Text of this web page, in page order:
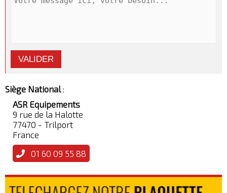
VALIDER
Siège National:
ASR Equipements
9 rue de la Halotte
77470 - Trilport
France
01 60 09 55 88